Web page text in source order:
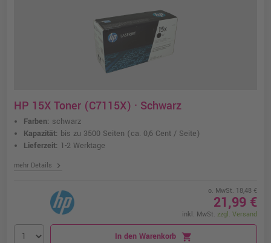
HP 15X Toner (C7115X) · Schwarz
Farben: schwarz
Kapazität: bis zu 3500 Seiten (ca. 0,6 Cent / Seite)
Lieferzeit: 1-2 Werktage
mehr Details chevron_right
o. MwSt. 18,48 €
21,99 €
inkl. MwSt. zzgl. Versand
In den Warenkorb shopping_cart